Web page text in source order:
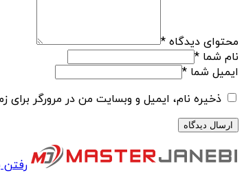
محتوای دیدگاه *
نام شما *
ایمیل شما *
ذخیره نام، ایمیل و وبسایت من در مرورگر برای
رفتن